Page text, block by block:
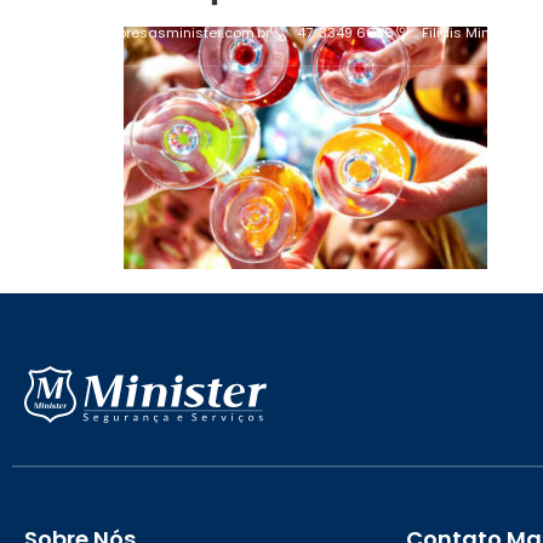
contato@empresasminister.com.br 47. 3349 6636 Filiais Minister